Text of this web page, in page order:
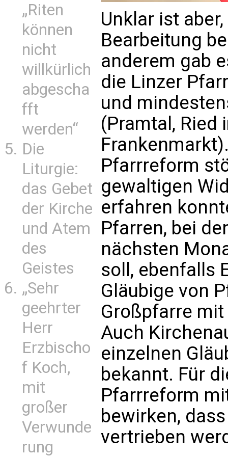
„Riten
können
nicht
willkürlich
abgescha
fft
werden“
Die
Liturgie:
das Gebet
der Kirche
und Atem
des
Geistes
„Sehr
geehrter
Herr
Erzbischo
f Koch,
mit
großer
Verwunde
rung
Unklar ist
Bearbeitung
anderem gab
die Linzer
und
(Pramtal, Ried
Pfarrreform
gewaltigen
erfahren
Pfarren, bei
nächsten
soll, ebenfalls
Gläubige von
Großpfarre
Auch
einzelnen
bekannt. Für
Pfarrreform
bewirken,
vertrieben